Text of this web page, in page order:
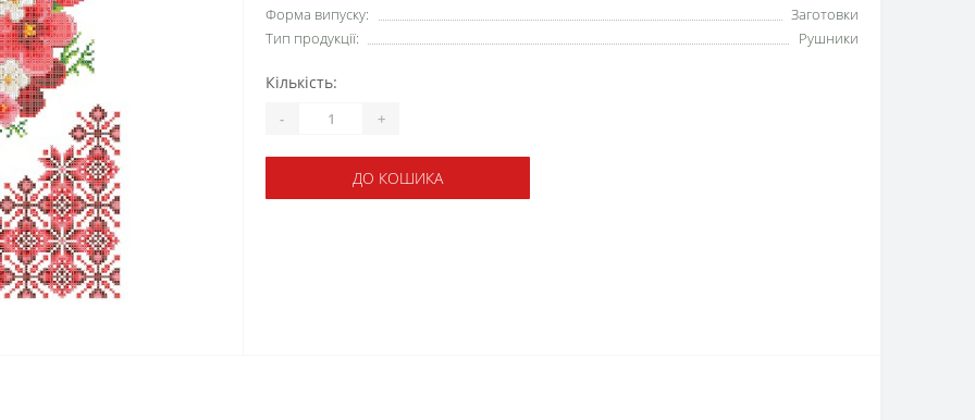
Форма випуску:
Заготовки
Тип продукції:
Рушники
Кількість:
- +
ДО КОШИКА